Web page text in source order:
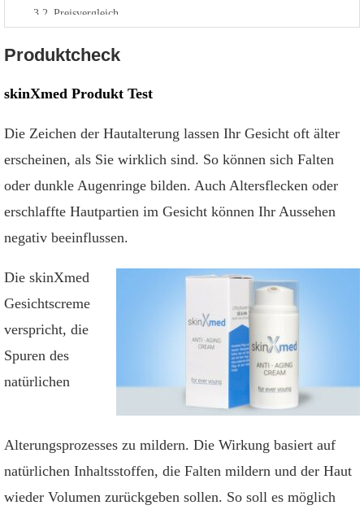
Preisvergleich
Expertenmeinung
Fazit
Erfahrungsbericht
Woche 1
Woche 2 bis 3
Woche 8
Fragen & Antworten
Kann man skinXmed auch in der Drogerie kaufen?
Sind die Inhaltsstoffe unbedenklich für den Körper?
Liegen Tests von Stiftung Warentest vor?
Ist skinXmed gut verträglich?
Produktcheck
skinXmed Produkt Test
Die Zeichen der Hautalterung lassen Ihr Gesicht oft älter
erscheinen, als Sie wirklich sind. So können sich Falten
oder dunkle Augenringe bilden. Auch Altersflecken oder
erschlaffte Hautpartien im Gesicht können Ihr Aussehen
negativ beeinflussen.
Die skinXmed
Gesichtscreme
verspricht, die
Spuren des
natürlichen
Alterungsprozesses zu mildern. Die Wirkung basiert auf
natürlichen Inhaltsstoffen, die Falten mildern und der Haut
wieder Volumen zurückgeben sollen. So soll es möglich